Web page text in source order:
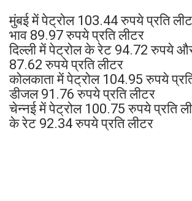
मुंबई में पेट्रोल 103.44 रुपये प्रति
भाव 89.97 रुपये प्रति लीटर
दिल्ली में पेट्रोल के रेट 94.72 रुपये
87.62 रुपये प्रति लीटर
कोलकाता में पेट्रोल 104.95 रुपये
डीजल 91.76 रुपये प्रति लीटर
चेन्नई में पेट्रोल 100.75 रुपये प्रति
के रेट 92.34 रुपये प्रति लीटर